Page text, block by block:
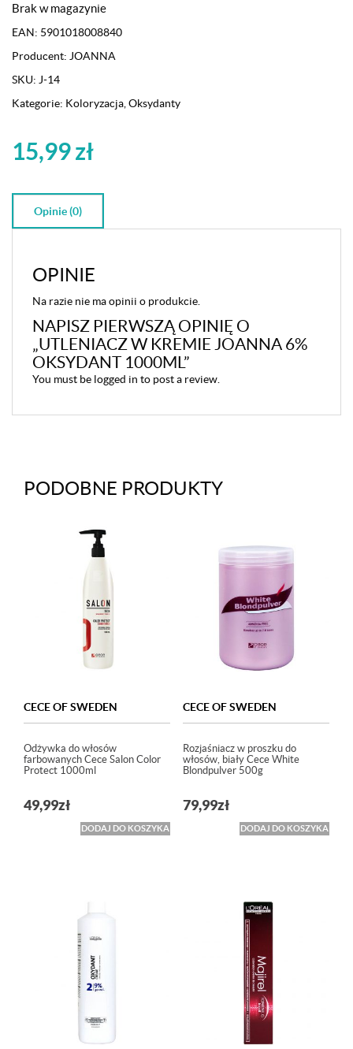
Brak w magazynie
EAN: 5901018008840
Producent: JOANNA
SKU: J-14
Kategorie: Koloryzacja Oksydanty
15,99zł
Opinie (0)
OPINIE
Na razie nie ma opinii o produkcie.
NAPISZ PIERWSZĄ OPINIĘ O
„UTLENIACZ W KREMIE JOANNA 6%
OKSYDANT 1000ML”
You must be logged in to post a review.
PODOBNE PRODUKTY
CECE OF SWEDEN
Odżywka do włosów
farbowanych Cece Salon Color
Protect 1000ml
49,99zł
DODAJ DO KOSZYKA
CECE OF SWEDEN
Rozjaśniacz w proszku do
włosów, biały Cece White
Blondpulver 500g
79,99zł
DODAJ DO KOSZYKA